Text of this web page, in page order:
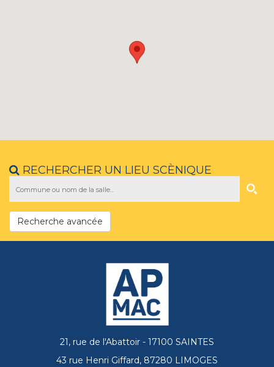
RECHERCHER UN LIEU SCÈNIQUE
Recherche avancée
21, rue de l'Abattoir - 17100 SAINTES
43 rue Henri Giffard, 87280 LIMOGES